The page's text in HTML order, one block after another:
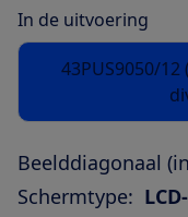
In de uitvoering
43PUS9050/
Beelddiagonaal
Schermtype: